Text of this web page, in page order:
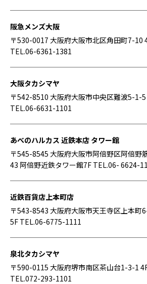
阪急メンズ大阪
〒530-0017 大阪府大阪市北区角田町7-10
TEL.06-6361-1381
大阪タカシマヤ
〒542-8510 大阪府大阪市中央区難波5-1-
TEL.06-6631-1101
あべのハルカス 近鉄本店 タワー館
〒545-8545 大阪府大阪市阿倍野区阿倍野
43 阿倍野近鉄タワー館7F TEL.06- 6624-
近鉄百貨店上本町店
〒543-8543 大阪府大阪市天王寺区上本町
5F TEL.06-6775-1111
泉北タカシマヤ
〒590-0115 大阪府堺市南区茶山台1-3-1
TEL.072-293-1101